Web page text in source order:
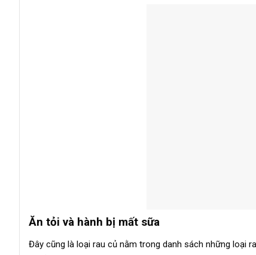
Ăn tỏi và hành bị mất sữa
Đây cũng là loại rau củ nằm trong danh sách những loại